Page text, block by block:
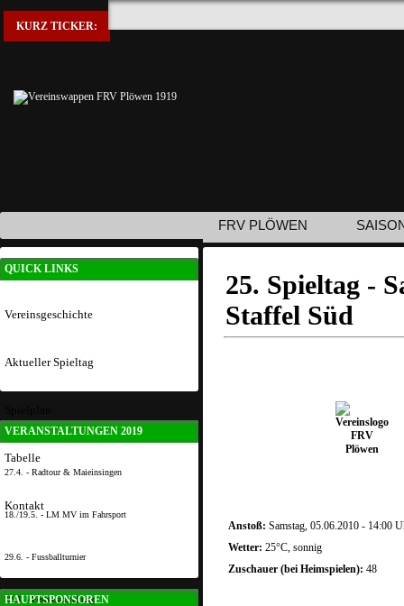
KURZ TICKER:
FRV PLÖWEN
QUICK LINKS
Vereinsgeschichte
Aktueller Spieltag
Tabelle
Kontakt
VERANSTALTUNGEN 2019
27.4. - Radtour & Maieinsingen
18./19.5. - LM MV im Fahrsport
29.6. - Fussballturnier
22.8. - Festveranstaltung
HAUPTSPONSOREN
25. Spieltag -
Staffel Süd
Anstoß: Samstag, 05.06.2010 - 14:00
Wetter: 25°C, sonnig
Zuschauer (bei Heimspielen): 48